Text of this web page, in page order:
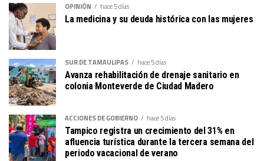
OPINIÓN hace 5 días
La medicina y su deuda histórica con las mujeres
SUR DE TAMAULIPAS hace 5 días
Avanza rehabilitación de drenaje sanitario en
colonia Monteverde de Ciudad Madero
ACCIONES DE GOBIERNO hace 5 días
Tampico registra un crecimiento del 31% en
afluencia turística durante la tercera semana del
periodo vacacional de verano